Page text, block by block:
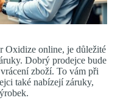
Oxidize online, je důležité
Dobrý prodejce bude
zboží. To vám při
také nabízejí záruky,